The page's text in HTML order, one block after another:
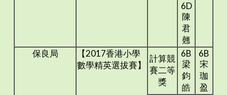
6D
陳
君
翹
保良局
【2017香港小學
數學精英選拔賽】
計算競
賽二等
獎
6B
梁
鈞
皓
6B
宋
珈
盈